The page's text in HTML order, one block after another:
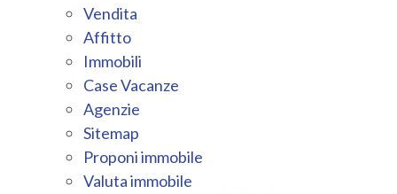
Vendita
Affitto
Immobili
Case Vacanze
Agenzie
Sitemap
Proponi immobile
Valuta immobile
VACANZE
AGENZIE
Vendita
Affitto